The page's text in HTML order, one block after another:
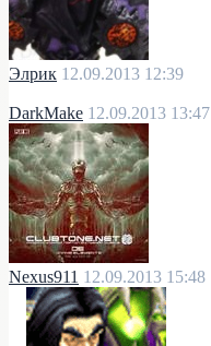
Элрик 12.09.2013 12:39
DarkMake 12.09.2013 13:47
Nexus911 12.09.2013 15:48